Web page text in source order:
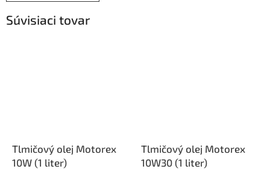
Súvisiaci tovar
Tlmičový olej Motorex
10W (1 liter)
Tlmičový olej Motorex
10W30 (1 liter)